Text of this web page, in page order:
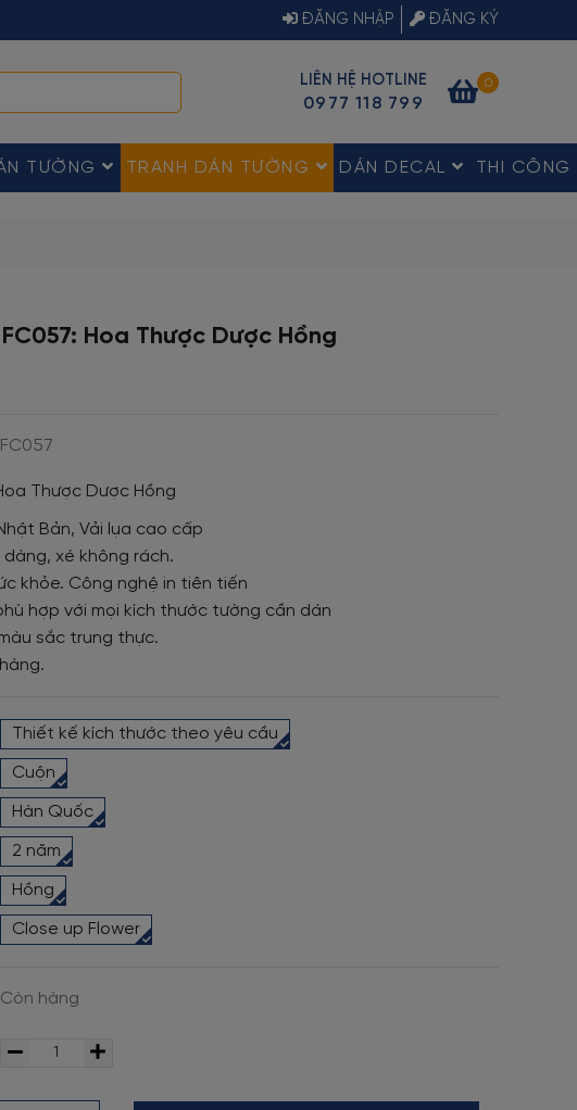
ĐĂNG NHẬP ĐĂNG KÝ
LIÊN HỆ HOTLINE
0977 118 799
0
TƯỜNG TRANH DÁN TƯỜNG DÁN DECAL THI CÔNG
Hoa Thược Dược Hồng
FC057
Thược Dược Hồng
Bản, Vải lụa cao cấp
xé không rách.
khỏe. Công nghệ in tiên tiến
hợp với mọi kích thước tường cần dán
sắc trung thực.
Thiết kế kích thước theo yêu cầu
Cuộn
Hàn Quốc
2 năm
Hồng
Close up Flower
Còn hàng